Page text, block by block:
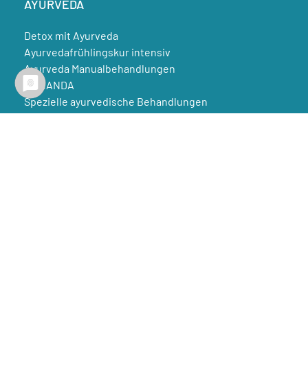
AYURVEDA
Detox mit Ayurveda
Ayurvedafrühlingskur intensiv
Ayurveda Manualbehandlungen
AMNANDA
Spezielle ayurvedische Behandlungen
Ayurvedische Beratungen